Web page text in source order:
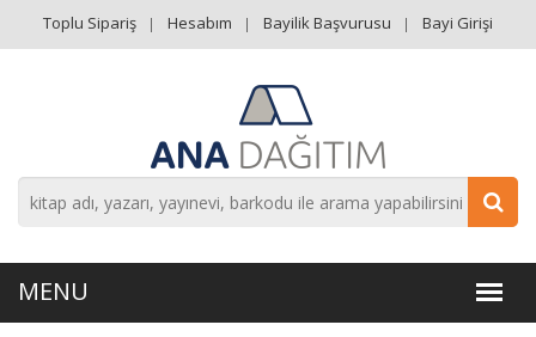
Toplu Sipariş Hesabım Bayilik Başvurusu Bayi Girişi